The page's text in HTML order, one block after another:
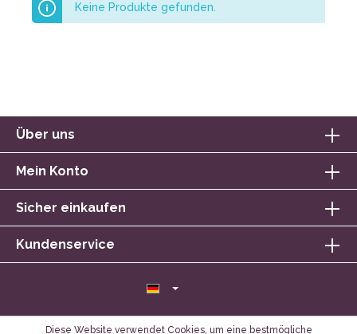
Keine Produkte gefunden.
Über uns
Mein Konto
Sicher einkaufen
Kundenservice
Diese Website verwendet Cookies, um eine bestmögliche